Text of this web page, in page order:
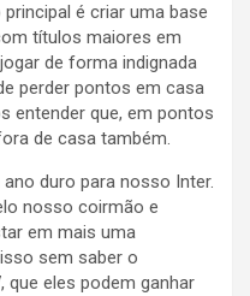
é criar uma base
títulos maiores em
de forma indignada
perder pontos em casa
entender que, em pontos
de casa também.
duro para nosso Inter.
nosso coirmão e
em mais uma
sem saber o
que eles podem ganhar